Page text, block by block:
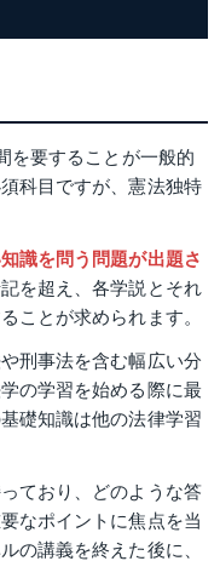
を要することが一般的
科目ですが、憲法独特
識を問う問題が出題さ
を超え、各学説とそれ
ことが求められます。
刑事法を含む幅広い分
の学習を始める際に最
礎知識は他の法律学習
ており、どのような答
なポイントに焦点を当
の講義を終えた後に、